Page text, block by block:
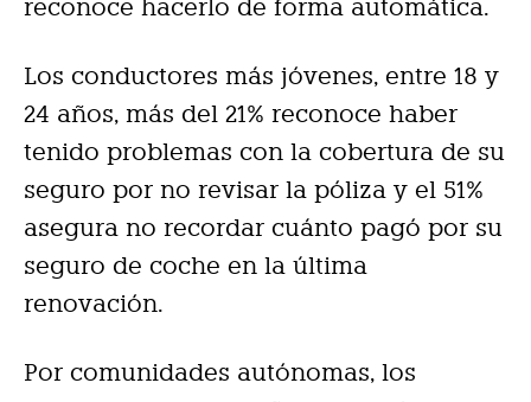
reconoce hacerlo de forma automática.
Los conductores más jóvenes, entre 18 y
24 años, más del 21% reconoce haber
tenido problemas con la cobertura de su
seguro por no revisar la póliza y el 51%
asegura no recordar cuánto pagó por su
seguro de coche en la última
renovación.
Por comunidades autónomas, los